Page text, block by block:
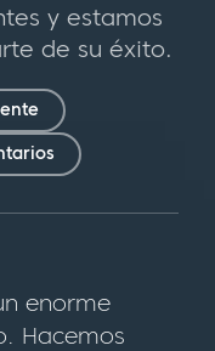
y estamos
de su éxito.
enorme
Hacemos